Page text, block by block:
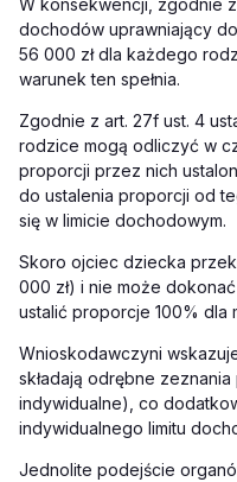
W konsekwencji, zgodnie
dochodów uprawniający
56 000 zł dla każdego
warunek ten spełnia.
Zgodnie z art. 27f ust. 4
rodzice mogą odliczyć w
proporcji przez nich
do ustalenia proporcji od
się w limicie dochodowym.
Skoro ojciec dziecka
000 zł) i nie może
ustalić proporcje 100% dla
Wnioskodawczyni
składają odrębne
indywidualne), co
indywidualnego limitu
Jednolite podejście